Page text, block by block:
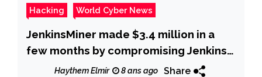
Hacking World Cyber News
JenkinsMiner made $3.4 million in a
few months by compromising Jenkins
serversHaythem Elmir 8 ans ago Share